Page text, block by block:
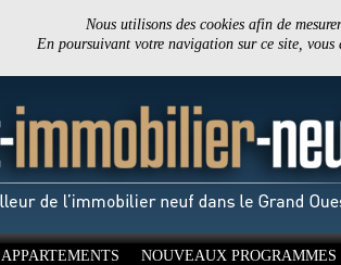
Nous utilisons des cookies afin de
En poursuivant votre navigation sur ce site,
APPARTEMENTS NOUVEAUX PROGRAMMES